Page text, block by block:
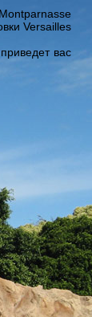
Versailles
вас